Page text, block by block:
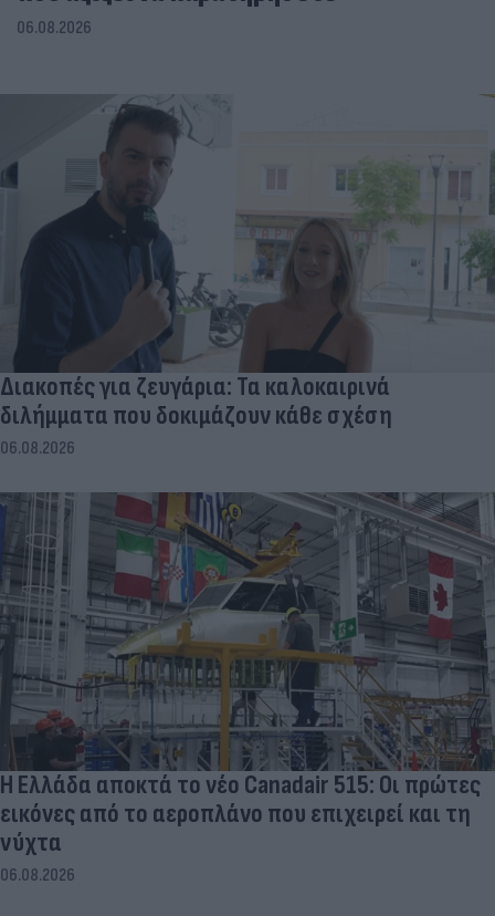
06.08.2026
Διακοπές για ζευγάρια: Τα καλοκαιρινά
διλήμματα που δοκιμάζουν κάθε σχέση
06.08.2026
Η Ελλάδα αποκτά το νέο Canadair 515: Οι πρώτες
εικόνες από το αεροπλάνο που επιχειρεί και τη
νύχτα
06.08.2026